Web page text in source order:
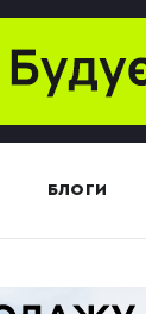
БЛОГИ